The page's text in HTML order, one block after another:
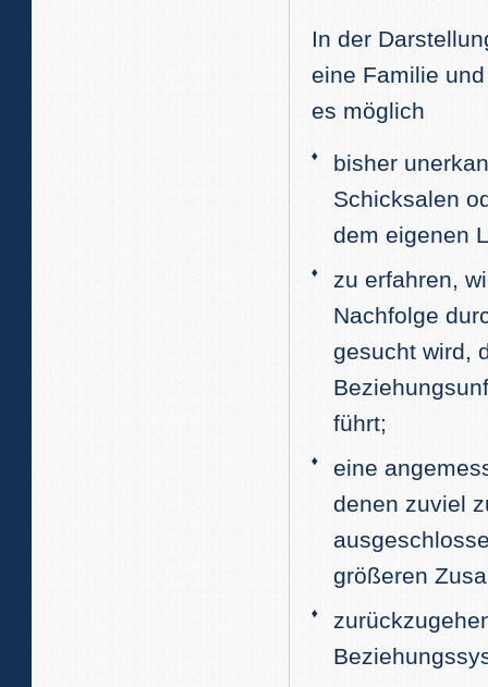
In der
eine Familie
es möglich
bisher
Schicksalen
dem eigenen
zu erfahren,
Nachfolge
gesucht wird,
führt;
eine
denen zuviel
größeren